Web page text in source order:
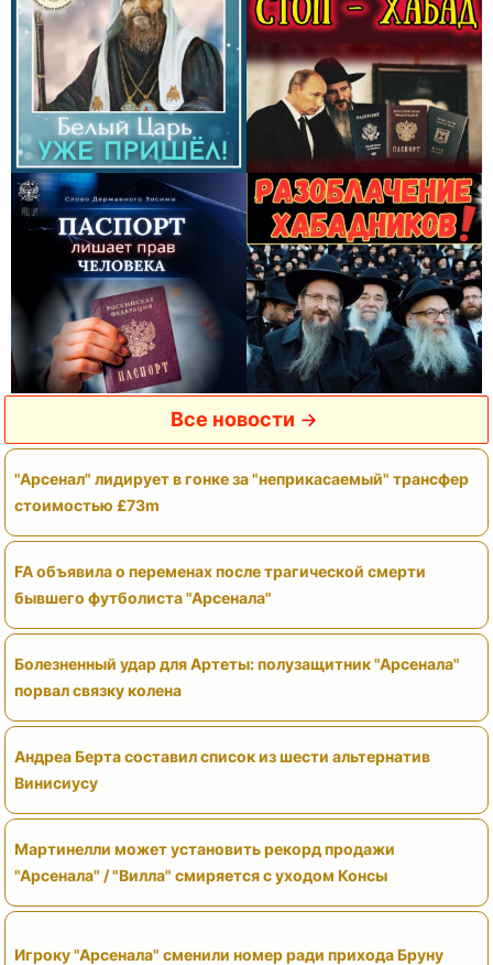
Все новости
"Арсенал" лидирует в гонке за "неприкасаемый" трансфер
стоимостью £73m
FA объявила о переменах после трагической смерти
бывшего футболиста "Арсенала"
Болезненный удар для Артеты: полузащитник "Арсенала"
порвал связку колена
Андреа Берта составил список из шести альтернатив
Винисиусу
Мартинелли может установить рекорд продажи
"Арсенала" / "Вилла" смиряется с уходом Консы
Игроку "Арсенала" сменили номер ради прихода Бруну